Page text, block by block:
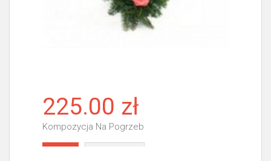
225.00 zł
Kompozycja Na Pogrzeb